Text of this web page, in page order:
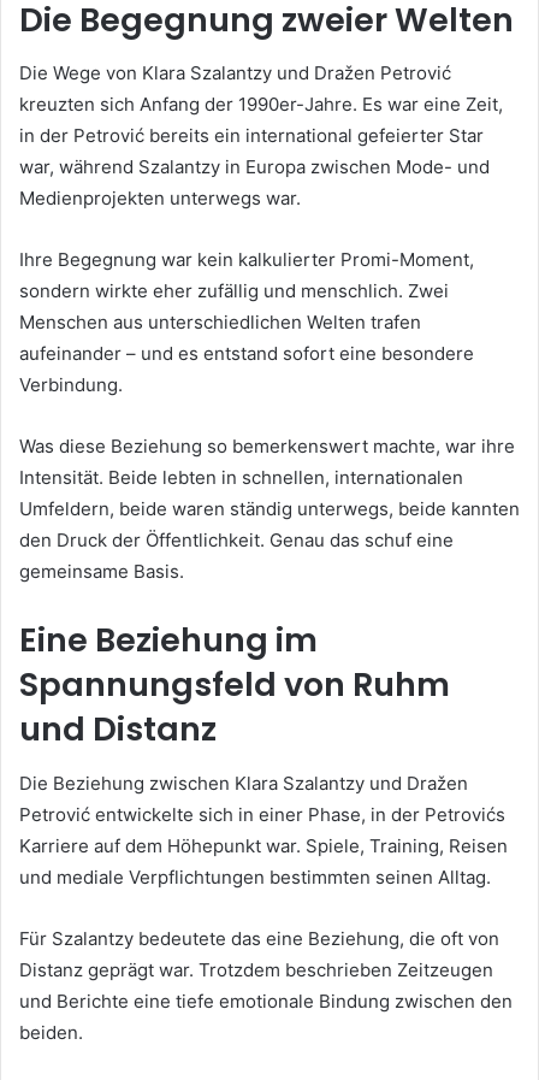
Die Begegnung zweier Welten
Die Wege von Klara Szalantzy und Dražen Petrović
kreuzten sich Anfang der 1990er-Jahre. Es war eine Zeit,
in der Petrović bereits ein international gefeierter Star
war, während Szalantzy in Europa zwischen Mode- und
Medienprojekten unterwegs war.
Ihre Begegnung war kein kalkulierter Promi-Moment,
sondern wirkte eher zufällig und menschlich. Zwei
Menschen aus unterschiedlichen Welten trafen
aufeinander – und es entstand sofort eine besondere
Verbindung.
Was diese Beziehung so bemerkenswert machte, war ihre
Intensität. Beide lebten in schnellen, internationalen
Umfeldern, beide waren ständig unterwegs, beide kannten
den Druck der Öffentlichkeit. Genau das schuf eine
gemeinsame Basis.
Eine Beziehung im
Spannungsfeld von Ruhm
und Distanz
Die Beziehung zwischen Klara Szalantzy und Dražen
Petrović entwickelte sich in einer Phase, in der Petrovićs
Karriere auf dem Höhepunkt war. Spiele, Training, Reisen
und mediale Verpflichtungen bestimmten seinen Alltag.
Für Szalantzy bedeutete das eine Beziehung, die oft von
Distanz geprägt war. Trotzdem beschrieben Zeitzeugen
und Berichte eine tiefe emotionale Bindung zwischen den
beiden.